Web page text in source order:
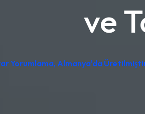
ve
Yorumlama, Almanya'da